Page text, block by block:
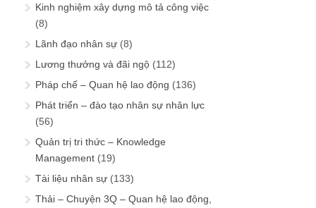
Kinh nghiệm xây dựng mô tả công việc
(8)
Lãnh đạo nhân sự (8)
Lương thưởng và đãi ngộ (112)
Pháp chế – Quan hệ lao động (136)
Phát triển – đào tạo nhân sự nhân lực
(56)
Quản trị tri thức – Knowledge
Management (19)
Tài liệu nhân sự (133)
Thải – Chuyện 3Q – Quan hệ lao động,